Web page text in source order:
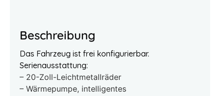
Beschreibung
Das Fahrzeug ist frei konfigurierbar.
Serienausstattung:
– 20-Zoll-Leichtmetallräder
– Wärmepumpe, intelligentes